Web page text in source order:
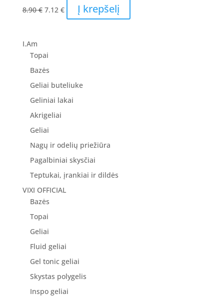
8.90€ Original
7.12 €Current
price
Į krepšelį
I.Am
Topai
Bazės
Geliai buteliuke
Geliniai lakai
Akrigeliai
Geliai
Nagų ir odelių priežiūra
Pagalbiniai skysčiai
Teptukai, įrankiai ir dildės
VIXI OFFICIAL
Bazės
Topai
Geliai
Fluid geliai
Gel tonic geliai
Skystas polygelis
Inspo geliai